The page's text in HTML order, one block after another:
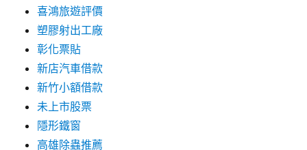
喜鴻旅遊評價
塑膠射出工廠
彰化票貼
新店汽車借款
新竹小額借款
未上市股票
隱形鐵窗
高雄除蟲推薦